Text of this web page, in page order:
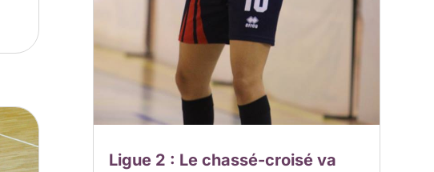
Ligue 2 : Le chassé-croisé va